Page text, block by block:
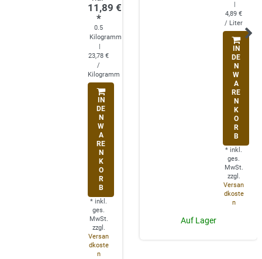
11,89 €
*
0.5
Kilogramm
23,78 €
/
Kilogramm
IN
DE
N
W
A
RE
N
K
O
R
B
* inkl.
ges.
MwSt.
zzgl.
Versan
dkoste
n
4,89 €
/ Liter
IN
DE
N
W
A
RE
N
K
O
R
B
* inkl.
ges.
MwSt.
zzgl.
Versan
dkoste
n
Auf Lager